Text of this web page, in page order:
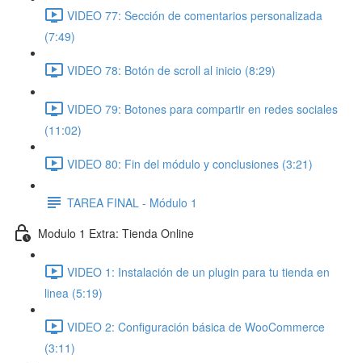
VIDEO 77: Sección de comentarios personalizada
(7:49)
VIDEO 78: Botón de scroll al inicio (8:29)
VIDEO 79: Botones para compartir en redes sociales
(11:02)
VIDEO 80: Fin del módulo y conclusiones (3:21)
TAREA FINAL - Módulo 1
Modulo 1 Extra: Tienda Online
VIDEO 1: Instalación de un plugin para tu tienda en
linea (5:19)
VIDEO 2: Configuración básica de WooCommerce
(3:11)